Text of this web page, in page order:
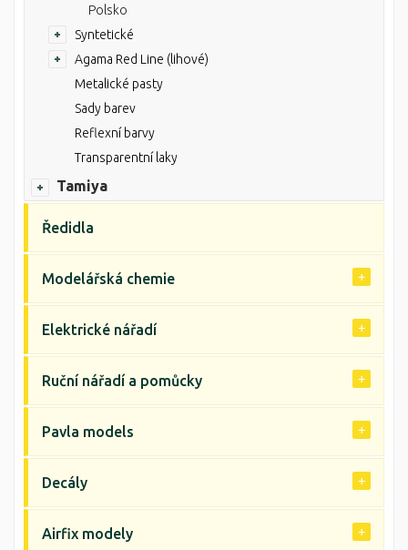
Polsko
Syntetické
Agama Red Line (lihové)
Metalické pasty
Sady barev
Reflexní barvy
Transparentní laky
Tamiya
Ředidla
Modelářská chemie
Elektrické nářadí
Ruční nářadí a pomůcky
Pavla models
Decály
Airfix modely